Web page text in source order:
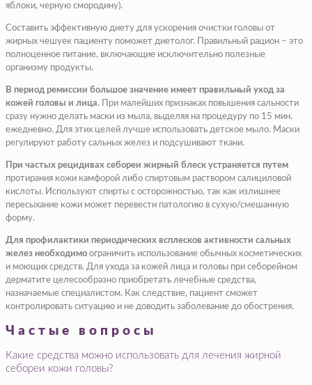
яблоки, черную смородину).
Составить эффективную диету для ускорения очистки головы от
жирных чешуек пациенту поможет диетолог. Правильный рацион – это
полноценное питание, включающие исключительно полезные
организму продукты.
В период ремиссии большое значение имеет правильный уход за
кожей головы и лица. При малейших признаках повышения сальности
сразу нужно делать маски из мыла, выделяя на процедуру по 15 мин.
ежедневно. Для этих целей лучше использовать детское мыло. Маски
регулируют работу сальных желез и подсушивают ткани.
При частых рецидивах себореи жирный блеск устраняется путем
протирания кожи камфорой либо спиртовым раствором салициловой
кислоты. Используют спирты с осторожностью, так как излишнее
пересыхание кожи может перевести патологию в сухую/смешанную
форму.
Для профилактики периодических всплесков активности сальных
желез необходимо ограничить использование обычных косметических
и моющих средств. Для ухода за кожей лица и головы при себорейном
дерматите целесообразно приобретать лечебные средства,
назначаемые специалистом. Как следствие, пациент сможет
контролировать ситуацию и не доводить заболевание до обострения.
Частые вопросы
Какие средства можно использовать для лечения жирной
себореи кожи головы?